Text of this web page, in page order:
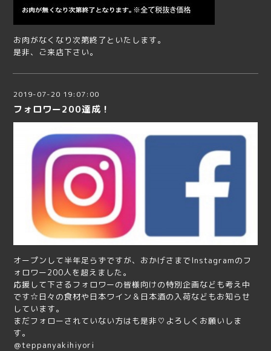
お肉がなくなり次第終了といたします。
是非、ご来店下さい。
2019-07-20 19:07:00
フォロワー200達成！
オープンして半年足らずですが、おかげさまでInstagramのフ
ォロワー200人を超えました。
応援して下さるフォロワーの皆様向けの特別企画なども考え中
です☆日々の食材や日本ワイン＆日本酒の入荷などもお知らせ
しています。
まだフォローされていない方はも是非♡よろしくお願いしま
す。
＠teppanyakihiyori